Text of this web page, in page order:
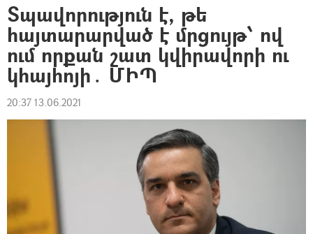
Տպավորություն է, թե
հայտարարված է մրցույթ՝ ով
ում որքան շատ կվիրավորի ու
կհայհոյի․ ՄԻՊ
20:37 13.06.2021